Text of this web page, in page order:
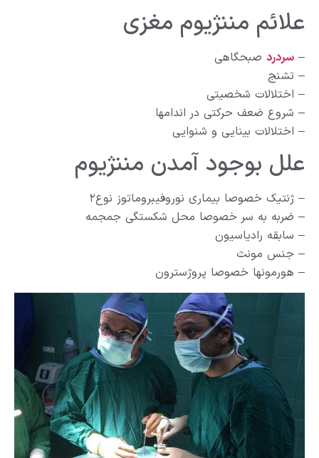
علائم مننژیوم مغزی
– سردرد صبحگاهی
– تشنج
– اختلالات شخصیتی
– شروع ضعف حرکتی در اندامها
– اختلالات بینایی و شنوایی
علل بوجود آمدن مننژیوم
– ژنتیک خصوصا بیماری نوروفیبروماتوز نوع۲
– ضربه به سر خصوصا محل شکستگی جمجمه
– سابقه رادیاسیون
– جنس مونث
– هورمونها خصوصا پروژسترون